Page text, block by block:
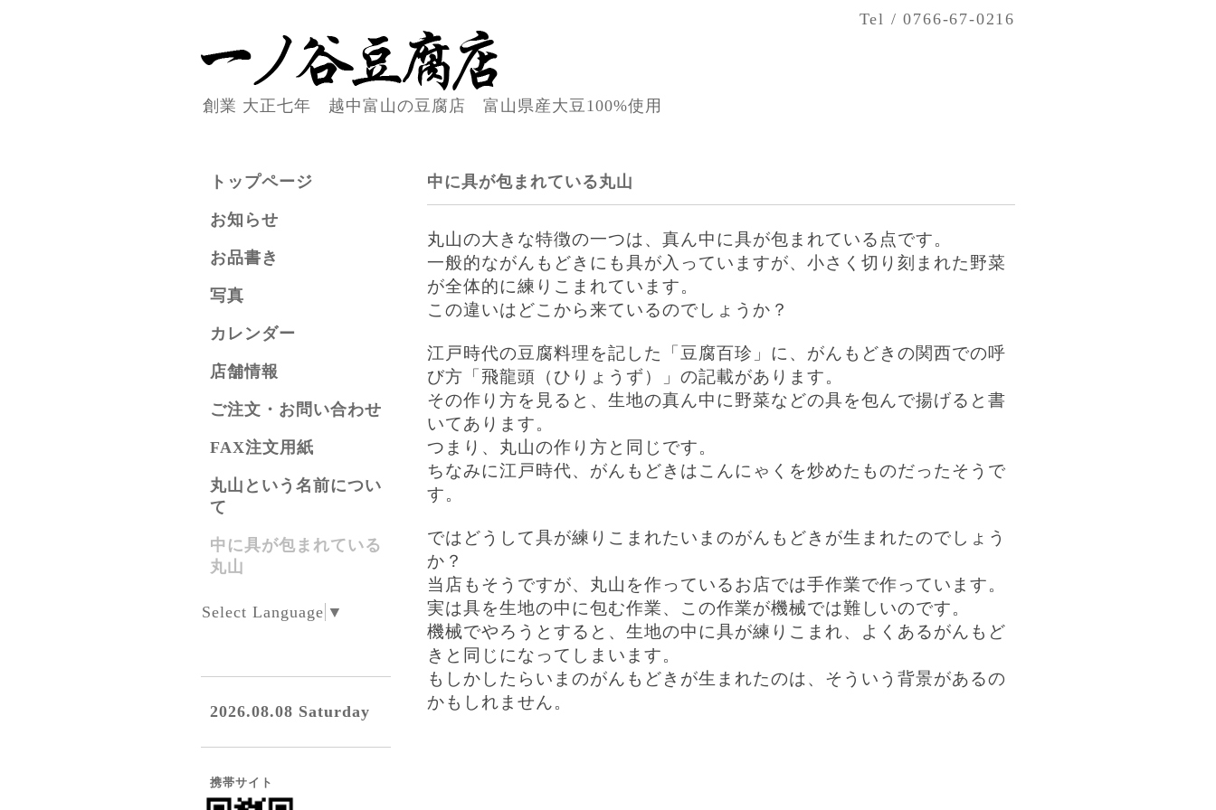
Tel / 0766-67-0216
創業 大正七年 越中富山の豆腐店 富山県産大豆100%使用
中に具が包まれている丸山
丸山の大きな特徴の一つは、真ん中に具が包まれている点です。
一般的ながんもどきにも具が入っていますが、小さく切り刻まれた野菜
が全体的に練りこまれています。
この違いはどこから来ているのでしょうか？
江戸時代の豆腐料理を記した「豆腐百珍」に、がんもどきの関西での呼
び方「飛龍頭（ひりょうず）」の記載があります。
その作り方を見ると、生地の真ん中に野菜などの具を包んで揚げると書
いてあります。
つまり、丸山の作り方と同じです。
ちなみに江戸時代、がんもどきはこんにゃくを炒めたものだったそうで
す。
ではどうして具が練りこまれたいまのがんもどきが生まれたのでしょう
か？
当店もそうですが、丸山を作っているお店では手作業で作っています。
実は具を生地の中に包む作業、この作業が機械では難しいのです。
機械でやろうとすると、生地の中に具が練りこまれ、よくあるがんもど
きと同じになってしまいます。
もしかしたらいまのがんもどきが生まれたのは、そういう背景があるの
かもしれません。
トップページ
お知らせ
お品書き
写真
カレンダー
店舗情報
ご注文・お問い合わせ
FAX注文用紙
丸山という名前につい
て
中に具が包まれている
丸山
Select Language ▼
2026.08.08 Saturday
携帯サイト